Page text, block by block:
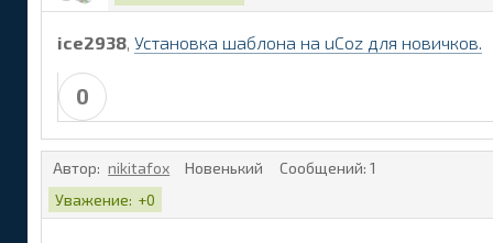
ice2938, Установка шаблона на uCoz для новичков.
0
Автор: nikitafox Новенький Сообщений: 1
Уважение: +0